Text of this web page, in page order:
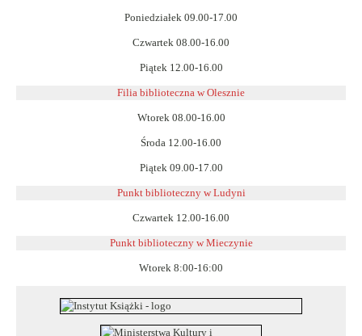
Poniedziałek 09.00-17.00
Czwartek 08.00-16.00
Piątek 12.00-16.00
Filia biblioteczna w Olesznie
Wtorek 08.00-16.00
Środa 12.00-16.00
Piątek 09.00-17.00
Punkt biblioteczny w Ludyni
Czwartek 12.00-16.00
Punkt biblioteczny w Mieczynie
Wtorek 8:00-16:00